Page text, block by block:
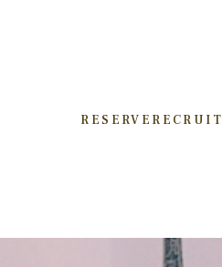
RESERVE RECRUIT